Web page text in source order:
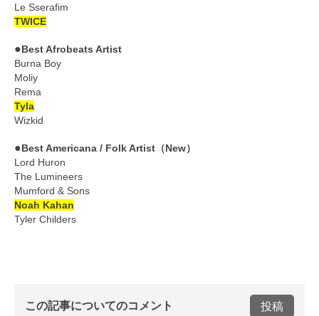
Le Sserafim
TWICE
●Best Afrobeats Artist
Burna Boy
Moliy
Rema
Tyla
Wizkid
●Best Americana / Folk Artist（New）
Lord Huron
The Lumineers
Mumford & Sons
Noah Kahan
Tyler Childers
この記事についてのコメント 投稿